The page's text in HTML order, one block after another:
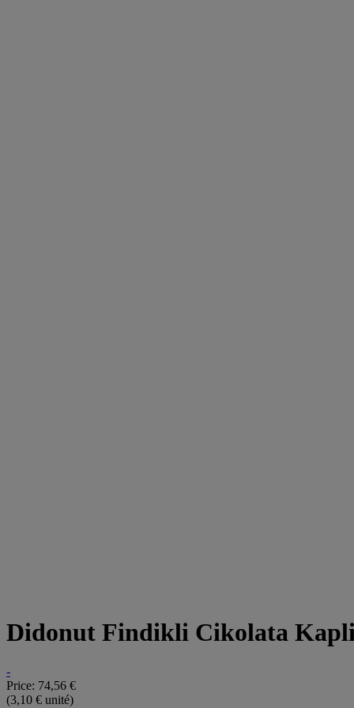
Didonut Findikli Cikolata
-
Price: 74,56 €
(3,10 € unité)